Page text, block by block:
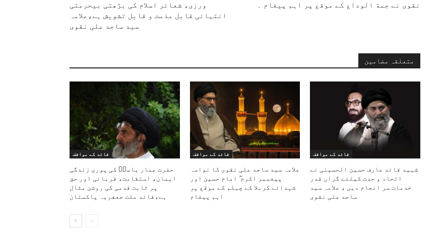
ورزی، شعائر اسلام کی بڑھتی بیحرمتی
انتہائی قابل مذمت و قابل تشویش ہے،علامہ
سید ساجد علی نقوی
نقوی نے جمة الوداع کے موقع پر اہم پیغام ۔
متعلقہ مضامین
قائد کے مواقف
شہید قائد عارف حسین الحسینی نے
اتحاد و حدت کیلئے گراں قدر
خدمات سر انجام دیں ، علامہ سید
ساجد علی نقوی
قائد کے مواقف
علامہ سید ساجد علی نقوی کا نواسہ
پیغمبر اکرم ۖ امام حسین اور
شہدائے کربلا کے چہلم کے موقع پر
اہم پیغام
قائد کے مواقف
حضرت عمار یاسرؑ کی پوری زندگی
ایمان، استقامت، قربانی اور حق
پر ثابت قدمی کی روشن مثال
ہے،قائد ملت جعفریہ پاکستان